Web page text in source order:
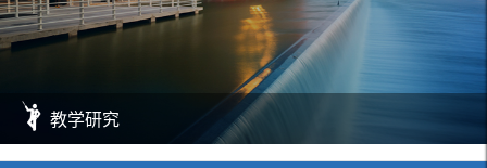
教学研究